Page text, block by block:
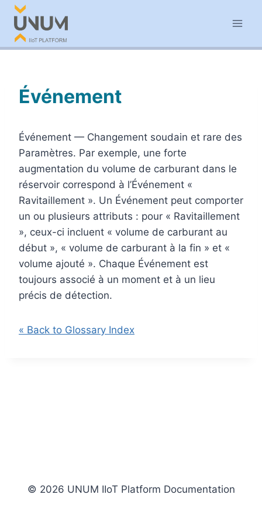
Aller
contenu
Événement
Événement — Changement soudain et rare des
Paramètres. Par exemple, une forte
augmentation du volume de carburant dans le
réservoir correspond à l’Événement «
Ravitaillement ». Un Événement peut comporter
un ou plusieurs attributs : pour « Ravitaillement
», ceux-ci incluent « volume de carburant au
début », « volume de carburant à la fin » et «
volume ajouté ». Chaque Événement est
toujours associé à un moment et à un lieu
précis de détection.
« Back to Glossary Index
© 2026 UNUM IIoT Platform Documentation